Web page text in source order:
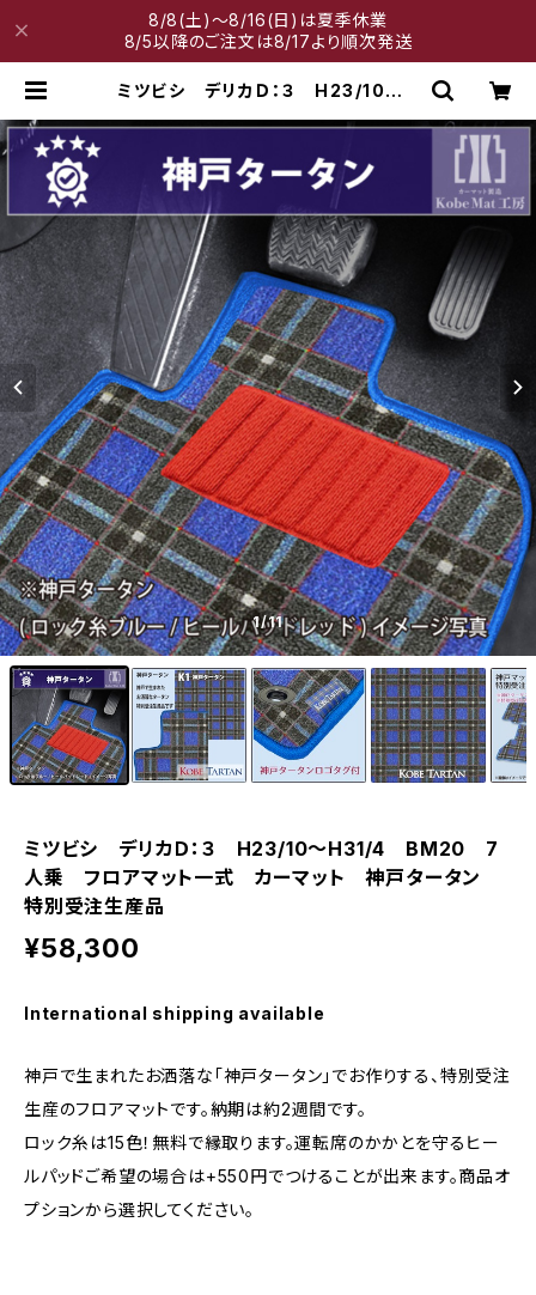
8/8(土)～8/16(日)は夏季休業
8/5以降のご注文は8/17より順次発送
ミツビシ デリカＤ：３ H23/10〜H
ト一式 カーマット 神戸タータン
1/11
ミツビシ デリカＤ：３ H23/10〜H31/4 BM20 7
人乗 フロアマット一式 カーマット 神戸タータン
特別受注生産品
¥58,300
International shipping available
神戸で生まれたお洒落な「神戸タータン」でお作りする、特別受注
生産のフロアマットです。納期は約2週間です。
ロック糸は15色！無料で縁取ります。運転席のかかとを守るヒー
ルパッドご希望の場合は+550円でつけることが出来ます。商品オ
プションから選択してください。